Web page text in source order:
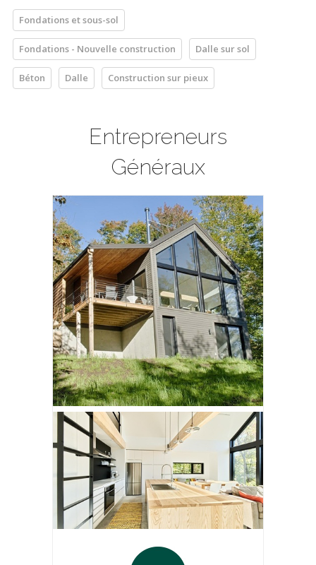
Fondations et sous-sol
Fondations - Nouvelle construction Dalle sur sol
Béton Dalle Construction sur pieux
Entrepreneurs
Généraux